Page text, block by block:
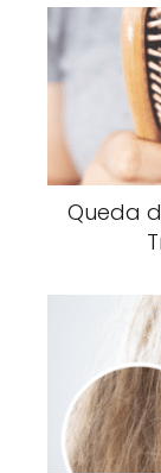
Queda